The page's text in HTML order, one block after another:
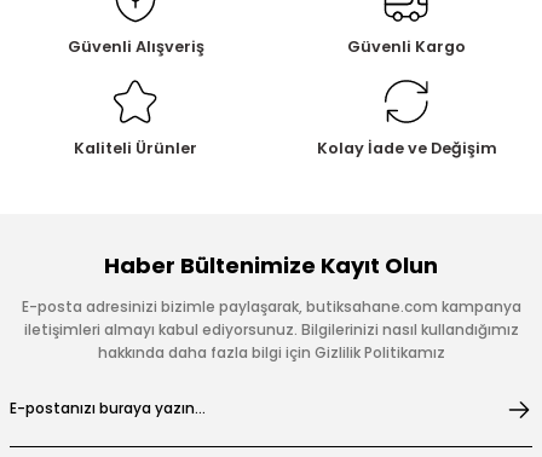
Güvenli Alışveriş Güvenli Kargo
Kaliteli Ürünler Kolay İade ve Değişim
Haber Bültenimize Kayıt Olun
E-posta adresinizi bizimle paylaşarak, butiksahane.com kampanya
iletişimleri almayı kabul ediyorsunuz. Bilgilerinizi nasıl kullandığımız
hakkında daha fazla bilgi için Gizlilik Politikamız